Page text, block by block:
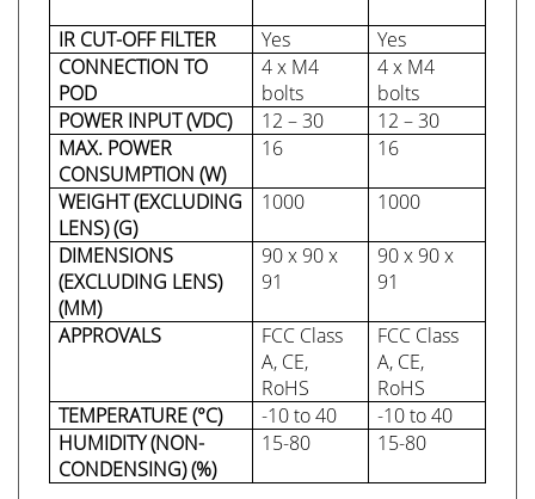
IR CUT-OFF FILTER Yes
Yes
CONNECTION TO
POD
4 x M4
bolts
4 x M4
bolts
POWER INPUT (VDC)
12 – 30
12 – 30
MAX. POWER
CONSUMPTION (W)
16 16
WEIGHT (EXCLUDING
LENS) (G)
1000 1000
DIMENSIONS
(EXCLUDING LENS)
(MM)
90 x 90 x
91
90 x 90 x
91
APPROVALS
FCC Class
A, CE,
RoHS
FCC Class
A, CE,
RoHS
TEMPERATURE (°C)
-10 to 40
-10 to 40
HUMIDITY (NON-
CONDENSING) (%)
15-80 15-80